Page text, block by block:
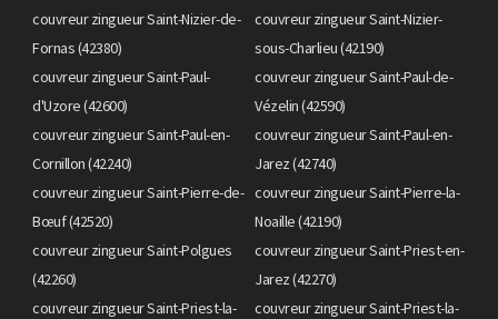
couvreur zingueur Saint-Nizier-de-
Fornas (42380)
couvreur zingueur Saint-Nizier-
sous-Charlieu (42190)
couvreur zingueur Saint-Paul-
d'Uzore (42600)
couvreur zingueur Saint-Paul-de-
Vézelin (42590)
couvreur zingueur Saint-Paul-en-
Cornillon (42240)
couvreur zingueur Saint-Paul-en-
Jarez (42740)
couvreur zingueur Saint-Pierre-de-
Bœuf (42520)
couvreur zingueur Saint-Pierre-la-
Noaille (42190)
couvreur zingueur Saint-Polgues
(42260)
couvreur zingueur Saint-Priest-en-
Jarez (42270)
couvreur zingueur Saint-Priest-la-
couvreur zingueur Saint-Priest-la-